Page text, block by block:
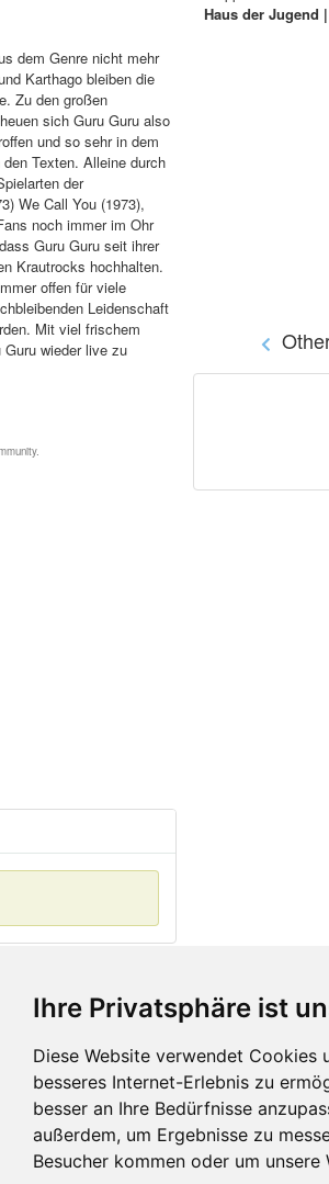
Ihre Privatsphäre ist
Diese Website verwendet Cookies
besseres Internet-Erlebnis zu
besser an Ihre Bedürfnisse
außerdem, um Ergebnisse zu
Besucher kommen oder um
dem Genre nicht mehr
Karthago bleiben die
Zu den großen
sich Guru Guru also
und so sehr in dem
Texten. Alleine durch
der
We Call You (1973),
noch immer im Ohr
Guru Guru seit ihrer
Krautrocks hochhalten.
offen für viele
Leidenschaft
Mit viel frischem
wieder live zu
Haus der Jugend
Contacts
Feedback
Report A Bug